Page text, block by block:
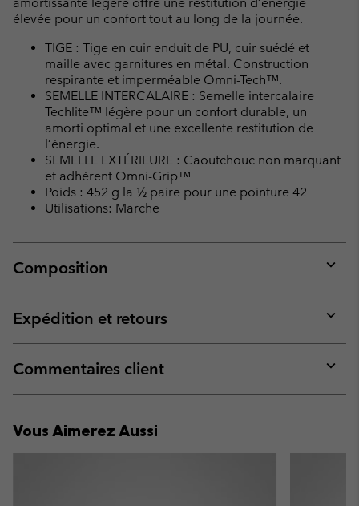
amortissante légère offre une restitution d’énergie
élevée pour un confort tout au long de la journée.
TIGE : Tige en cuir enduit de PU, cuir suédé et
maille avec garnitures en métal. Construction
respirante et imperméable Omni-Tech™.
SEMELLE INTERCALAIRE : Semelle intercalaire
Techlite™ légère pour un confort durable, un
amorti optimal et une excellente restitution de
l’énergie.
SEMELLE EXTÉRIEURE : Caoutchouc non marquant
et adhérent Omni-Grip™
Poids : 452 g la ½ paire pour une pointure 42
Utilisations: Marche
Composition
or
Expédition et retours
or
Commentaires client
or
Vous Aimerez Aussi